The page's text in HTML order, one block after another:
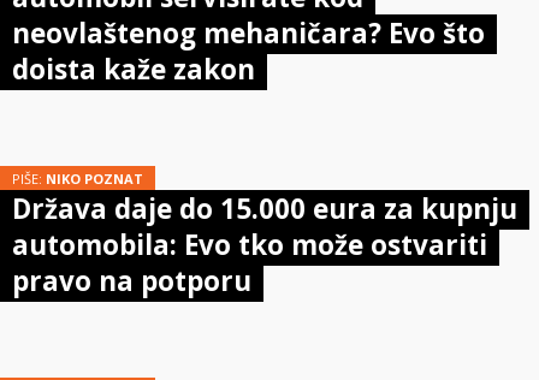
neovlaštenog mehaničara? Evo što
doista kaže zakon
PIŠE: NIKO POZNAT
Država daje do 15.000 eura za kupnju
automobila: Evo tko može ostvariti
pravo na potporu